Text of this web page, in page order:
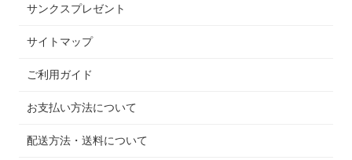
サンクスプレゼント
サイトマップ
ご利用ガイド
お支払い方法について
配送方法・送料について